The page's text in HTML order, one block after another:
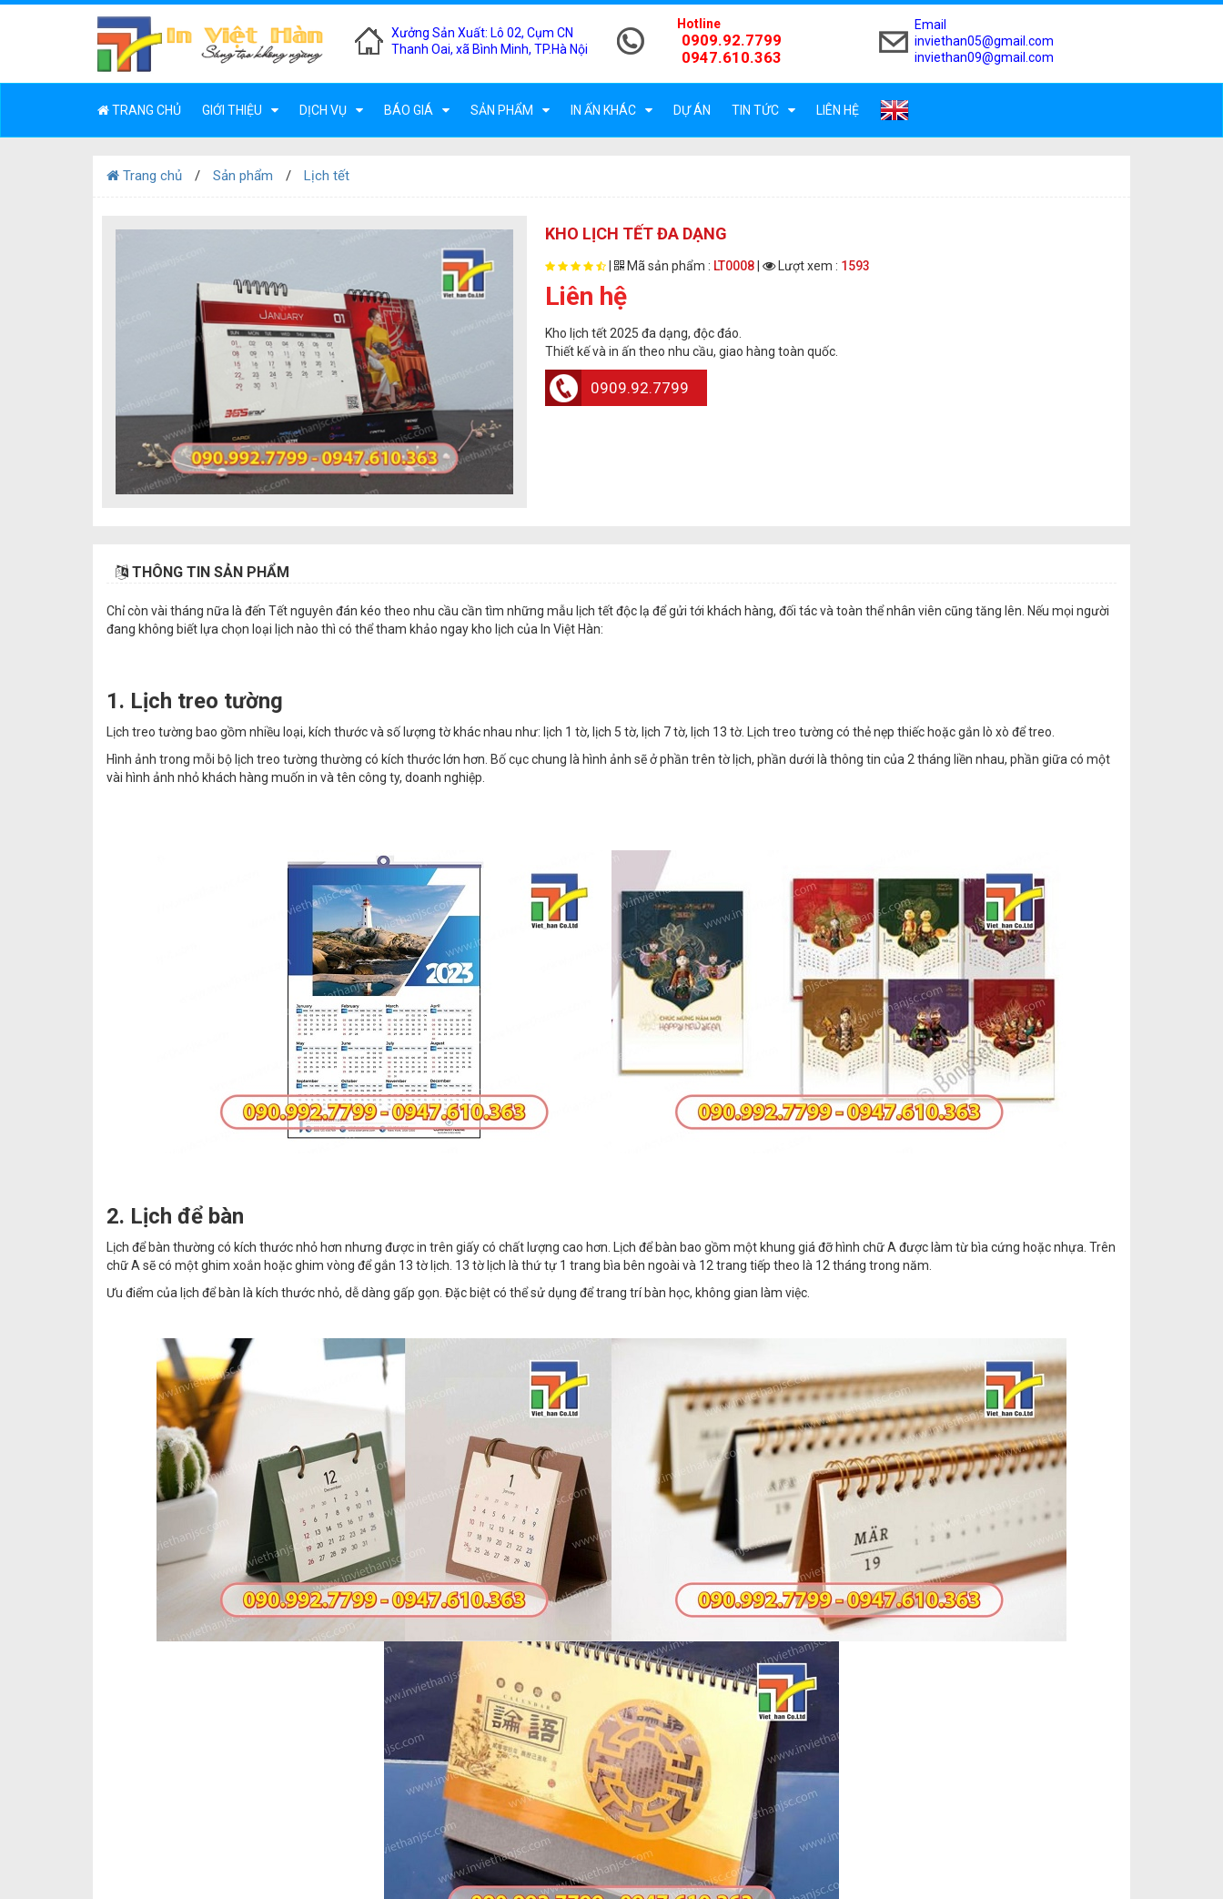
Xưởng Sản Xuất: Lô 02, Cụm CN
Thanh Oai, xã Bình Minh, TP.Hà Nội
Hotline
0909.92.7799
0947.610.363
Email
inviethan05@gmail.com
inviethan09@gmail.com
TRANG CHỦ GIỚI THIỆU DỊCH VỤ BÁO GIÁ SẢN PHẨM IN ẤN KHÁC DỰ ÁN TIN TỨC LIÊN HỆ
Trang chủ Sản phẩm Lịch tết
KHO LỊCH TẾT ĐA DẠNG
Mã sản phẩm : LT0008 Lượt xem : 1593
Liên hệ
Kho lịch tết 2025 đa dạng, độc đáo.
Thiết kế và in ấn theo nhu cầu, giao hàng toàn quốc.
0909.92.7799
THÔNG TIN SẢN PHẨM
Chỉ còn vài tháng nữa là đến Tết nguyên đán kéo theo nhu cầu cần tìm những mẫu lịch tết độc lạ để gửi tới khách hàng, đối tác và toàn thể nhân viên cũng tăng lên. Nếu mọi người
đang không biết lựa chọn loại lịch nào thì có thể tham khảo ngay kho lịch của In Việt Hàn:
1. Lịch treo tường
Lịch treo tường bao gồm nhiều loại, kích thước và số lượng tờ khác nhau như: lịch 1 tờ, lịch 5 tờ, lịch 7 tờ, lịch 13 tờ. Lịch treo tường có thẻ nẹp thiếc hoặc gắn lò xò để treo.
Hình ảnh trong mỗi bộ lịch treo tường thường có kích thước lớn hơn. Bố cục chung là hình ảnh sẽ ở phần trên tờ lịch, phần dưới là thông tin của 2 tháng liền nhau, phần giữa có một
vài hình ảnh nhỏ khách hàng muốn in và tên công ty, doanh nghiệp.
2. Lịch để bàn
Lịch để bàn thường có kích thước nhỏ hơn nhưng được in trên giấy có chất lượng cao hơn. Lịch để bàn bao gồm một khung giá đỡ hình chữ A được làm từ bìa cứng hoặc nhựa. Trên
chữ A sẽ có một ghim xoắn hoặc ghim vòng để gắn 13 tờ lịch. 13 tờ lịch là thứ tự 1 trang bìa bên ngoài và 12 trang tiếp theo là 12 tháng trong năm.
Ưu điểm của lịch để bàn là kích thước nhỏ, dễ dàng gấp gọn. Đặc biệt có thể sử dụng để trang trí bàn học, không gian làm việc.